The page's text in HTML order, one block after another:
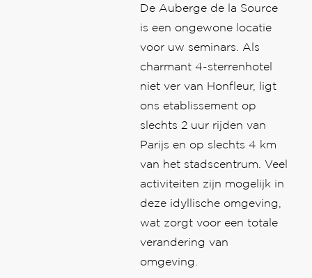
De Auberge de la Source
is een ongewone locatie
voor uw seminars. Als
charmant 4-sterrenhotel
niet ver van Honfleur, ligt
ons etablissement op
slechts 2 uur rijden van
Parijs en op slechts 4 km
van het stadscentrum. Veel
activiteiten zijn mogelijk in
deze idyllische omgeving,
wat zorgt voor een totale
verandering van
omgeving.